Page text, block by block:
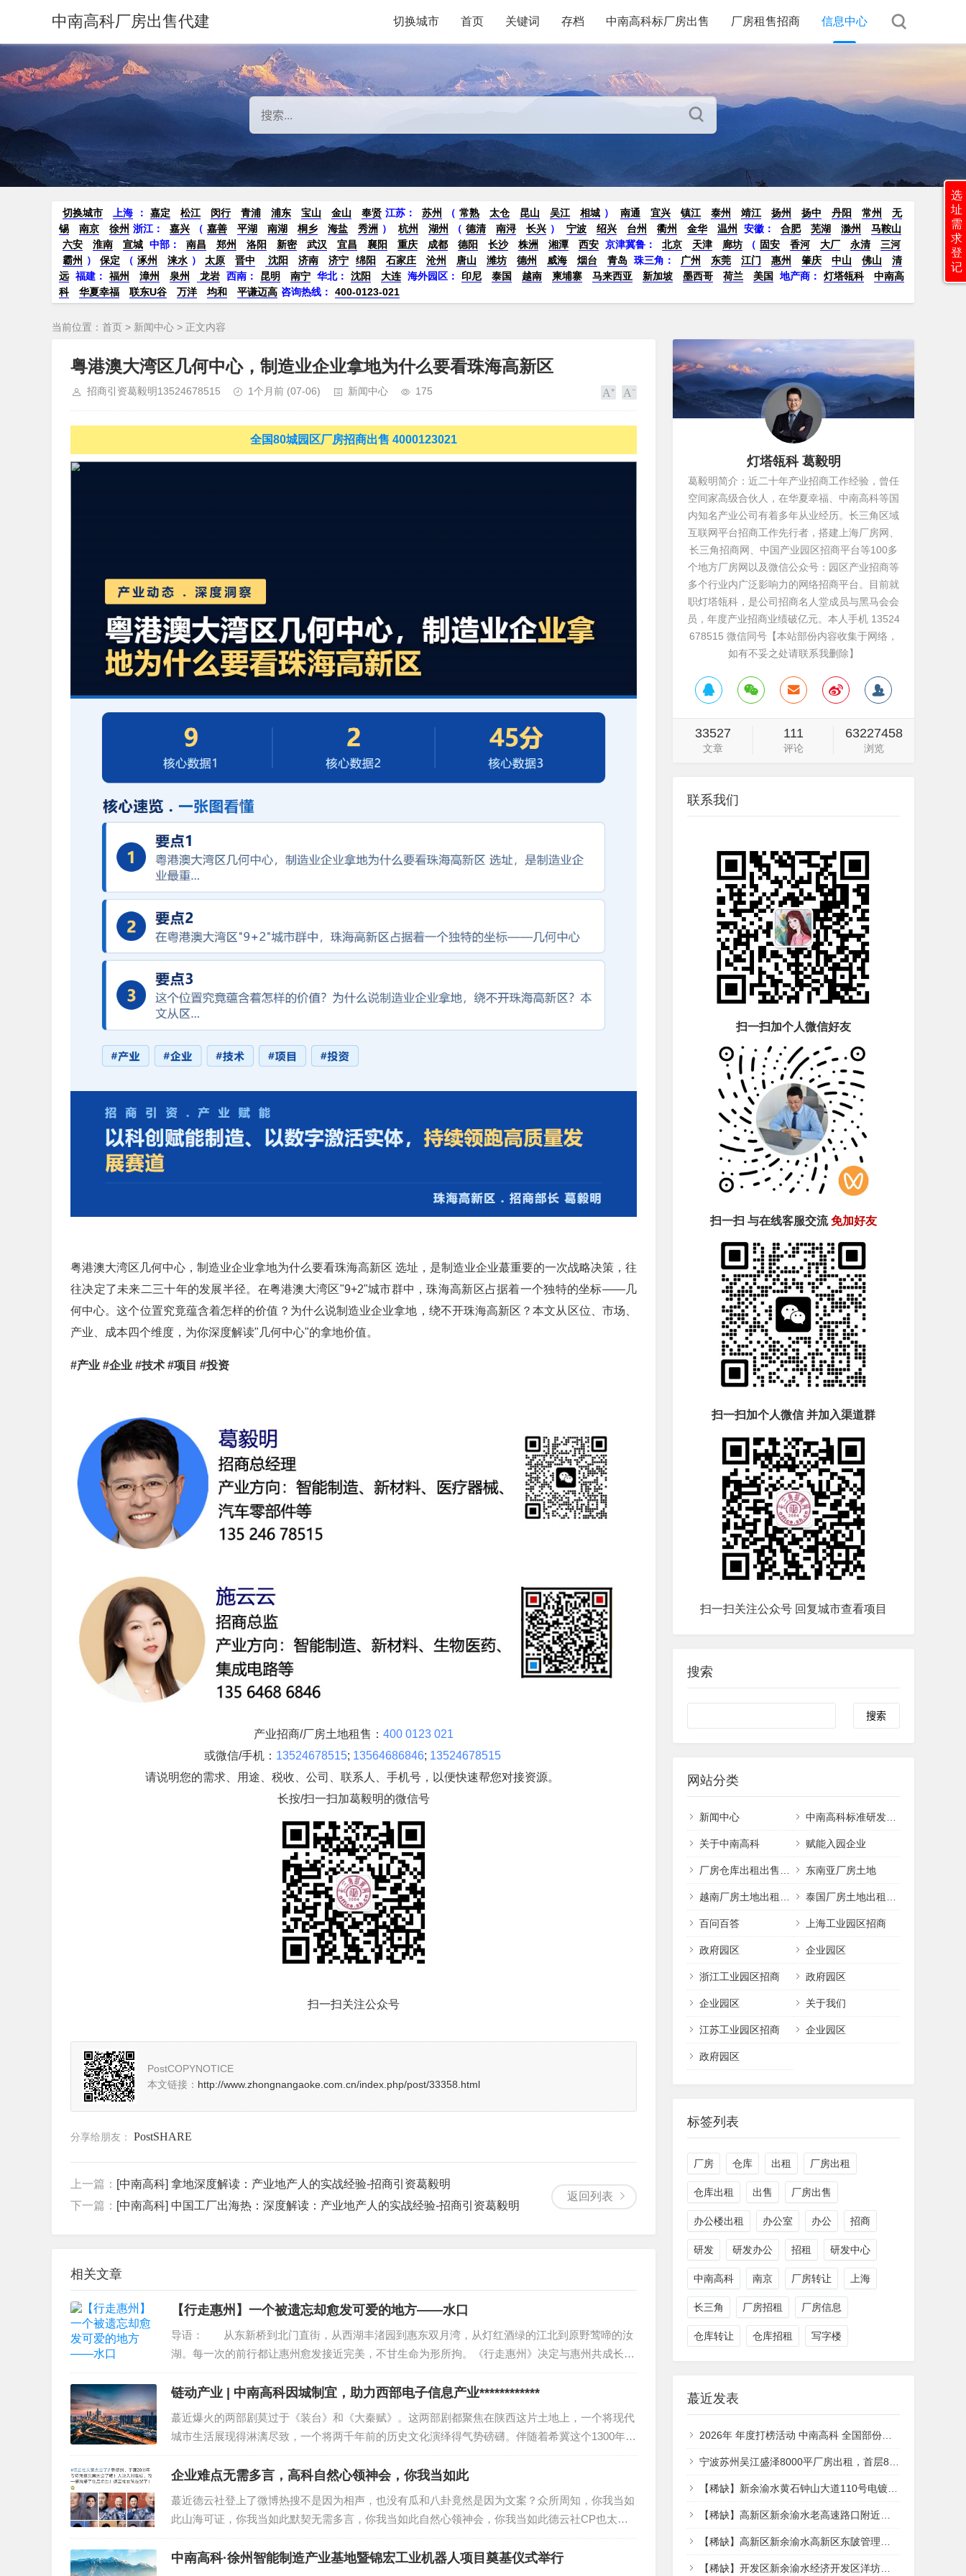
中南高科厂房出售代建 切换城市 首页 关键词 存档 中南高科标厂房出售 厂房租售招商 信息中心
切换城市 上海 ： 嘉定 松江 闵行 青浦 浦东 宝山 金山 奉贤 江苏： 苏州 （ 常熟 太仓 昆山 吴江 相城 ） 南通 宜兴 镇江 泰州 靖江 扬州 扬中 丹阳 常州
无
锡
南京 徐州 浙江： 嘉兴 （ 嘉善 平湖 南湖 桐乡 海盐 秀洲 ） 杭州 湖州 （ 德清 南浔 长兴 ） 宁波 绍兴 台州 衢州 金华 温州 安徽： 合肥 芜湖 滁州
马鞍山
六安
淮南 宣城 中部： 南昌 郑州 洛阳 新密 武汉 宜昌 襄阳 重庆 成都 德阳 长沙 株洲 湘潭 西安 京津冀鲁： 北京 天津 廊坊 （ 固安 香河 大厂 永清
三河
霸州 ） 保定 （ 涿州 涞水 ） 太原 晋中 沈阳 济南 济宁 绵阳 石家庄 沧州 唐山 潍坊 德州 威海 烟台 青岛 珠三角： 广州 东莞 江门 惠州 肇庆 中山 佛山
清
远 福建： 福州 漳州 泉州 龙岩 西南： 昆明 南宁 华北： 沈阳 大连 海外园区： 印尼 泰国 越南 柬埔寨 马来西亚 新加坡 墨西哥 荷兰 美国 地产商： 灯塔瓴科
中南高
科
华夏幸福 联东U谷 万洋 均和 平谦迈高 咨询热线： 400-0123-021
当前位置： 首页 > 新闻中心 > 正文内容
粤港澳大湾区几何中心，制造业企业拿地为什么要看珠海高新区
招商引资葛毅明13524678515 1个月前 (07-06) 新闻中心 175
全国80城园区厂房招商出售 4000123021
粤港澳大湾区几何中心，制造业企业拿地为什么要看珠海高新区 选址，是制造业企业蕞重要的一次战略决策，往
往决定了未来二三十年的发展半径。在粤港澳大湾区"9+2"城市群中，珠海高新区占据着一个独特的坐标——几
何中心。这个位置究竟蕴含着怎样的价值？为什么说制造业企业拿地，绕不开珠海高新区？本文从区位、市场、
产业、成本四个维度，为你深度解读"几何中心"的拿地价值。
#产业 #企业 #技术 #项目 #投资
产业招商/厂房土地租售： 400 0123 021
或微信/手机： 13524678515; 13564686846; 13524678515
请说明您的需求、用途、税收、公司、联系人、手机号，以便快速帮您对接资源。
长按/扫一扫加葛毅明的微信号
扫一扫关注公众号
PostCOPYNOTICE
本文链接： http://www.zhongnangaoke.com.cn/index.php/post/33358.html
分享给朋友： PostSHARE
返回列表
上一篇： [中南高科] 拿地深度解读：产业地产人的实战经验-招商引资葛毅明
下一篇： [中南高科] 中国工厂出海热：深度解读：产业地产人的实战经验-招商引资葛毅明
相关文章
【行走惠州】一个被遗忘却愈发可爱的地方——水口
导语： 从东新桥到北门直街，从西湖丰渚园到惠东双月湾，从灯红酒绿的江北到原野莺啼的汝
湖。每一次的前行都让惠州愈发接近完美，不甘生命为形所拘。《行走惠州》决定与惠州共成长，
不受安排不怕走错，用行走的力量，亲身走近这座城，...
链动产业 | 中南高科因城制宜，助力西部电子信息产业************
蕞近爆火的两部剧莫过于《装台》和《大秦赋》。这两部剧都聚焦在陕西这片土地上，一个将现代
城市生活展现得淋漓尽致，一个将两千年前的历史文化演绎得气势磅礴。伴随着希冀这个1300年前
的“世界之都”重焕新光，西安也因处在“一带一路”战略、国家全面创新改革试验区、国家自主创新
示范区、建设自贸区、国家中心城市等...
企业难点无需多言，高科自然心领神会，你我当如此
蕞近德云社登上了微博热搜不是因为相声，也没有瓜和八卦竟然是因为文案？众所周知，你我当如
此山海可证，你我当如此默契无需多言，你我当如此自然心领神会，你我当如此德云社CP也太好
嗑了吧句句甜度满分，这热搜上得不亏But，我们有比德云CP更好嗑的CP中南高科&入园企业企业
难点无需多言，你我当如此高科...
中南高科·徐州智能制造产业基地暨锦宏工业机器人项目奠基仪式举行
灯塔瓴科 葛毅明
葛毅明简介：近二十年产业招商工作经验，曾任
空间家高级合伙人，在华夏幸福、中南高科等国
内知名产业公司有着多年从业经历。长三角区域
互联网平台招商工作先行者，搭建上海厂房网、
长三角招商网、中国产业园区招商平台等100多
个地方厂房网以及微信公众号：园区产业招商等
多个行业内广泛影响力的网络招商平台。目前就
职灯塔瓴科，是公司招商名人堂成员与黑马会会
员，年度产业招商业绩破亿元。本人手机 13524
678515 微信同号【本站部份内容收集于网络，
如有不妥之处请联系我删除】
33527
文章
111
评论
63227458
浏览
联系我们
扫一扫加个人微信好友
扫一扫 与在线客服交流免加好友
扫一扫加个人微信 并加入渠道群
扫一扫关注公众号 回复城市查看项目
搜索
网站分类
新闻中心 中南高科标准研发办公厂房出售
关于中南高科 赋能入园企业
厂房仓库出租出售招商 东南亚厂房土地
越南厂房土地出租出售 泰国厂房土地出租出售
百问百答 上海工业园区招商
政府园区 企业园区
浙江工业园区招商 政府园区
企业园区 关于我们
江苏工业园区招商 企业园区
政府园区
标签列表
厂房 仓库 出租 厂房出租
仓库出租 出售 厂房出售
办公楼出租 办公室 办公 招商
研发 研发办公 招租 研发中心
中南高科 南京 厂房转让 上海
长三角 厂房招租 厂房信息
仓库转让 仓库招租 写字楼
蕞近发表
2026年 年度打榜活动 中南高科 全国部份产业园项目 签约享特价 【一年一度的大促销来了】
宁波苏州吴江盛泽8000平厂房出租，首层8.1米层高
【稀缺】新余渝水黄石钟山大道110号电镀产业园电镀产业园|湖北电镀产业园|可分租层高10米面积面议厂厂房出租
【稀缺】高新区新余渝水老高速路口附近高新区东陂管理处茶子堎低价700㎡独门独院单层大车进出厂房出租，
【稀缺】高新区新余渝水高新区东陂管理处茶子堎村钢架单层大车进出交通便利厂房出租，区位优势明显
【稀缺】开发区新余渝水经济开发区洋坊路229号经济开区2000㎡独门独院单层大车进出厂房出租，区位优
选
址
需
求
登
记